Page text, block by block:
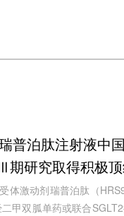
普泊肽注射液中国
期研究取得积极
体激动剂瑞普泊肽（
甲双胍单药或联合